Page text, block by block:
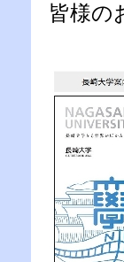
皆様の